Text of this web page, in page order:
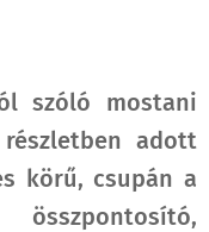
szóló mostani
adott
körű, csupán a